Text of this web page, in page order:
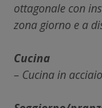
ottagonale con
zona giorno e a
Cucina
– Cucina in